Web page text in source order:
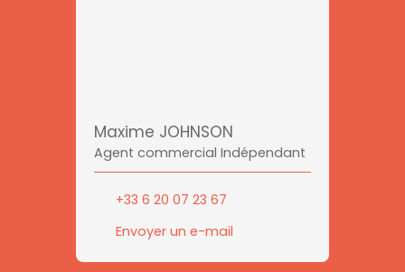
Maxime JOHNSON
Agent commercial Indépendant
+33 6 20 07 23 67
Envoyer un e-mail